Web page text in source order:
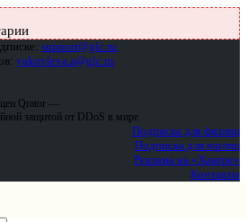
support@glc.ru
yakovleva.a@glc.ru
Qrator —
защитой от DDoS в мире
Подписка для физлиц
Подписка для юрлиц
Реклама на «Хакере»
Контакты